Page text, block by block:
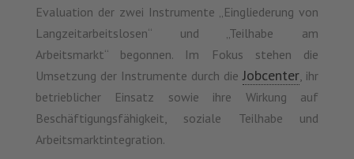
Evaluation der zwei Instrumente „Eingliederung von
Langzeitarbeitslosen“ und „Teilhabe am
Arbeitsmarkt“ begonnen. Im Fokus stehen die
Umsetzung der Instrumente durch dieJobcenter, ihr
betrieblicher Einsatz sowie ihre Wirkung auf
Beschäftigungsfähigkeit, soziale Teilhabe und
Arbeitsmarktintegration.